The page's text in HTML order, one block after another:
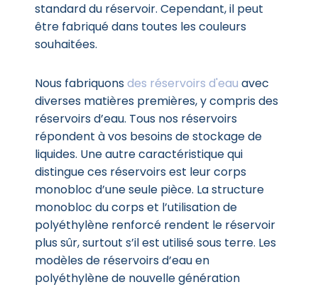
standard du réservoir. Cependant, il peut
être fabriqué dans toutes les couleurs
souhaitées.
Nous fabriquonsdes réservoirs d'eau avec
diverses matières premières, y compris des
réservoirs d’eau. Tous nos réservoirs
répondent à vos besoins de stockage de
liquides. Une autre caractéristique qui
distingue ces réservoirs est leur corps
monobloc d’une seule pièce. La structure
monobloc du corps et l’utilisation de
polyéthylène renforcé rendent le réservoir
plus sûr, surtout s’il est utilisé sous terre. Les
modèles de réservoirs d’eau en
polyéthylène de nouvelle génération